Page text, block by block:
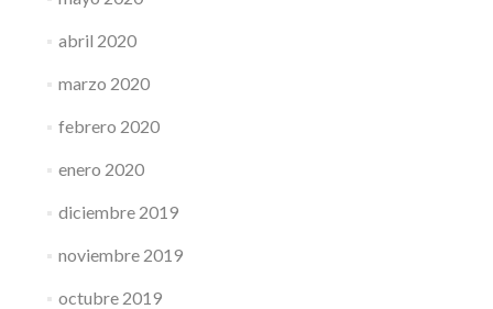
abril 2020
marzo 2020
febrero 2020
enero 2020
diciembre 2019
noviembre 2019
octubre 2019